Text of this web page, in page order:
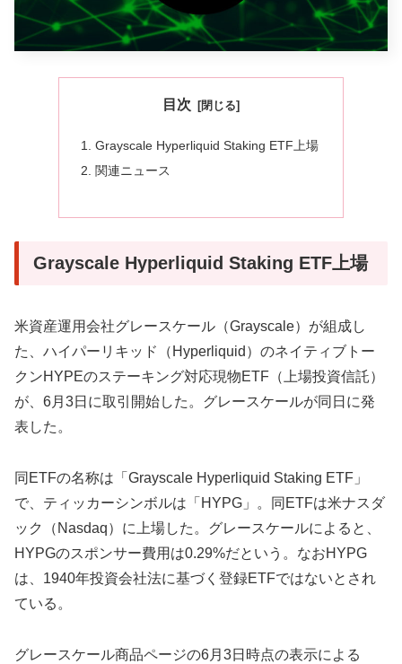
目次
Grayscale Hyperliquid Staking ETF上場
関連ニュース
Grayscale Hyperliquid Staking ETF上場
米資産運用会社グレースケール（Grayscale）が組成し
た、ハイパーリキッド（Hyperliquid）のネイティブトー
クンHYPEのステーキング対応現物ETF（上場投資信託）
が、6月3日に取引開始した。グレースケールが同日に発
表した。
同ETFの名称は「Grayscale Hyperliquid Staking ETF」
で、ティッカーシンボルは「HYPG」。同ETFは米ナスダ
ック（Nasdaq）に上場した。グレースケールによると、
HYPGのスポンサー費用は0.29%だという。なおHYPG
は、1940年投資会社法に基づく登録ETFではないとされ
ている。
グレースケール商品ページの6月3日時点の表示による